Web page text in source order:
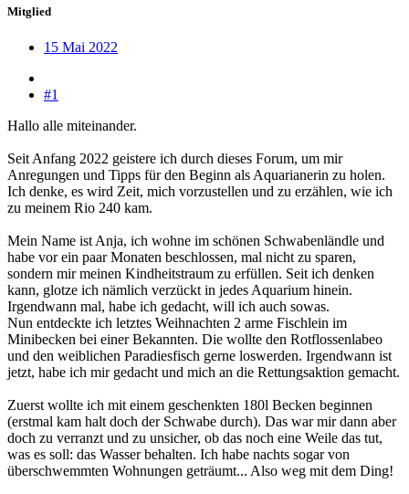
Mitglied
15 Mai 2022
#1
Hallo alle miteinander.
Seit Anfang 2022 geistere ich durch dieses Forum, um mir
Anregungen und Tipps für den Beginn als Aquarianerin zu holen.
Ich denke, es wird Zeit, mich vorzustellen und zu erzählen, wie ich
zu meinem Rio 240 kam.
Mein Name ist Anja, ich wohne im schönen Schwabenländle und
habe vor ein paar Monaten beschlossen, mal nicht zu sparen,
sondern mir meinen Kindheitstraum zu erfüllen. Seit ich denken
kann, glotze ich nämlich verzückt in jedes Aquarium hinein.
Irgendwann mal, habe ich gedacht, will ich auch sowas.
Nun entdeckte ich letztes Weihnachten 2 arme Fischlein im
Minibecken bei einer Bekannten. Die wollte den Rotflossenlabeo
und den weiblichen Paradiesfisch gerne loswerden. Irgendwann ist
jetzt, habe ich mir gedacht und mich an die Rettungsaktion gemacht.
Zuerst wollte ich mit einem geschenkten 180l Becken beginnen
(erstmal kam halt doch der Schwabe durch). Das war mir dann aber
doch zu verranzt und zu unsicher, ob das noch eine Weile das tut,
was es soll: das Wasser behalten. Ich habe nachts sogar von
überschwemmten Wohnungen geträumt... Also weg mit dem Ding!